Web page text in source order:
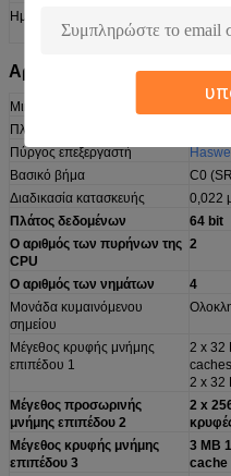
Ημερομηνία εισαγωγής
4
Αρχιτεκτονική /
Μικροαρχιτεκτονική
Πλατφόρμα
Πύργος επεξεργαστή
Βασικό βήμα
C0
Διαδικασία κατασκευής
0,022
Πλάτος δεδομένων
64 bit
Ο αριθμός των πυρήνων της
CPU
2
Ο αριθμός των νημάτων
4
Μονάδα κυμαινόμενου
σημείου
Μέγεθος κρυφής μνήμης
επιπέδου 1
2 x 32
caches
2 x 32
Μέγεθος προσωρινής
μνήμης επιπέδου 2
2 x
Μέγεθος κρυφής μνήμης
επιπέδου 3
3 MB
cache